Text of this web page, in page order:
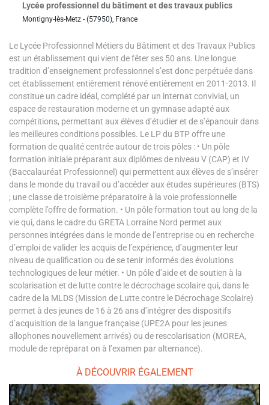
Lycée professionnel du bâtiment et des travaux publics
Montigny-lès-Metz - (57950), France
Le Lycée Professionnel Métiers du Bâtiment et des Travaux Publics
est un établissement qui vient de fêter ses 50 ans. Une longue
tradition d’enseignement professionnel s’est donc perpétuée dans
cet établissement entièrement rénové entièrement en 2011-2013. Il
constitue un cadre idéal, complété par un internat convivial, un
espace de restauration moderne et un gymnase adapté aux
compétitions, permettant aux élèves d’étudier et de s’épanouir dans
les meilleures conditions possibles. Le LP du BTP offre une
formation de qualité centrée autour de trois pôles : • Un pôle
formation initiale préparant aux diplômes de niveau V (CAP) et IV
(Baccalauréat Professionnel) qui permettent aux élèves de s’insérer
dans le monde du travail ou d’accéder aux études supérieures (BTS)
; une classe de troisième préparatoire à la voie professionnelle
complète l’offre de formation. • Un pôle formation tout au long de la
vie qui, dans le cadre du GRETA Lorraine Nord permet aux
personnes intégrées dans le monde de l’entreprise ou en recherche
d’emploi de valider les acquis de l’expérience, d’augmenter leur
niveau de qualification ou de se tenir informés des évolutions
technologiques de leur métier. • Un pôle d’aide et de soutien à la
scolarisation et de lutte contre le décrochage scolaire qui, dans le
cadre de la MLDS (Mission de Lutte contre le Décrochage Scolaire)
permet à des jeunes de 16 à 26 ans d’intégrer des dispositifs
d’acquisition de la langue française (UPE2A pour les jeunes
allophones nouvellement arrivés) ou de rescolarisation (MOREA,
module de repréparat on à l’examen par alternance).
À DÉCOUVRIR ÉGALEMENT